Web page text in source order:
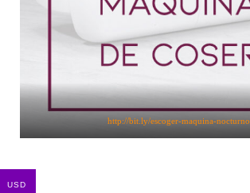
http://bit.ly/escoger-maquina-nocturno
USD